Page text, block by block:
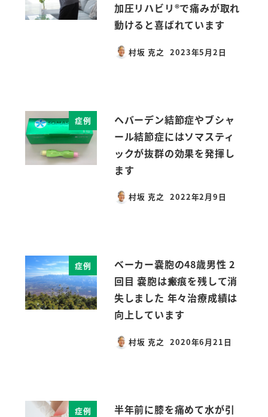
加圧リハビリ®で痛みが取れ
動けると喜ばれています
村坂 克之
投稿日
2023年5月2日
症例
ヘバーデン結節症やブシャ
ール結節症にはソマスティ
ックが抜群の効果を発揮し
ます
村坂 克之
投稿日
2022年2月9日
症例
ベーカー嚢胞の48歳男性 2
回目 嚢胞は瘢痕を残して消
失しました 年々治療成績は
向上しています
村坂 克之
投稿日
2020年6月21日
症例
半年前に膝を痛めて水が引